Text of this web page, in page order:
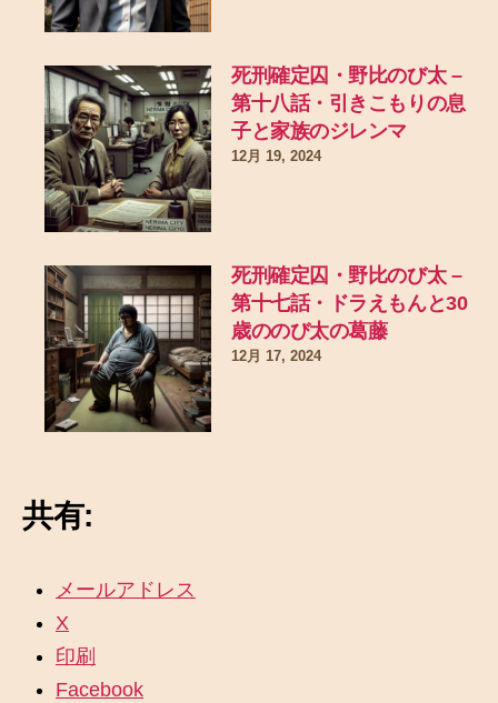
死刑確定囚・野比のび太 –
第十八話・引きこもりの息
子と家族のジレンマ
12月 19, 2024
死刑確定囚・野比のび太 –
第十七話・ドラえもんと30
歳ののび太の葛藤
12月 17, 2024
共有:
メールアドレス
X
印刷
Facebook